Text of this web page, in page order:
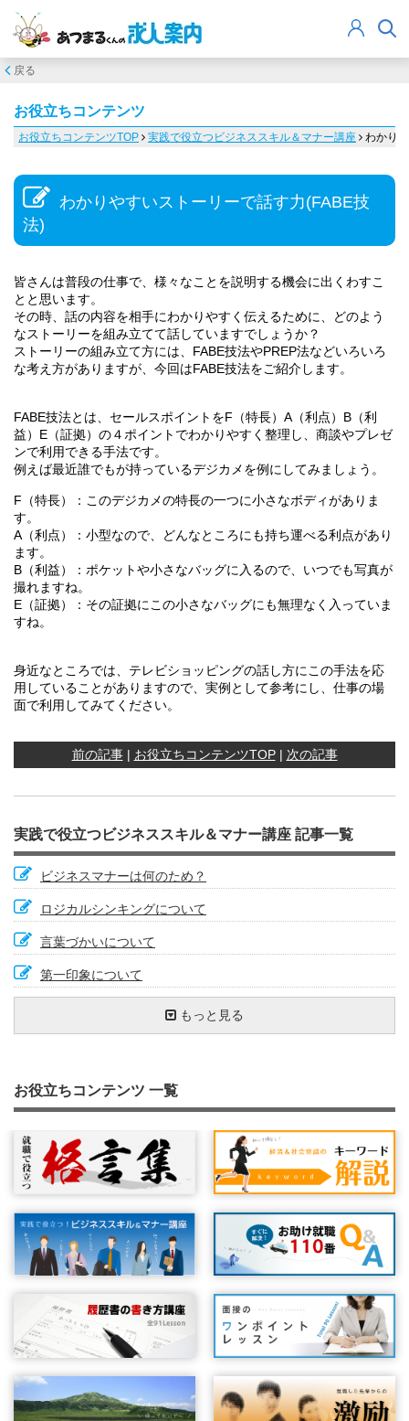
戻る
お役立ちコンテンツ
お役立ちコンテンツTOP 実践で役立つビジネススキル＆マナー講座 わかり
わかりやすいストーリーで話す力(FABE技
法)
皆さんは普段の仕事で、様々なことを説明する機会に出くわすこ
とと思います。
その時、話の内容を相手にわかりやすく伝えるために、どのよう
なストーリーを組み立てて話していますでしょうか？
ストーリーの組み立て方には、FABE技法やPREP法などいろいろ
な考え方がありますが、今回はFABE技法をご紹介します。
FABE技法とは、セールスポイントをF（特長）A（利点）B（利
益）E（証拠）の４ポイントでわかりやすく整理し、商談やプレゼ
ンで利用できる手法です。
例えば最近誰でもが持っているデジカメを例にしてみましょう。
F（特長）：このデジカメの特長の一つに小さなボディがありま
す。
A（利点）：小型なので、どんなところにも持ち運べる利点があり
ます。
B（利益）：ポケットや小さなバッグに入るので、いつでも写真が
撮れますね。
E（証拠）：その証拠にこの小さなバッグにも無理なく入っていま
すね。
身近なところでは、テレビショッピングの話し方にこの手法を応
用していることがありますので、実例として参考にし、仕事の場
面で利用してみてください。
前の記事| お役立ちコンテンツTOP| 次の記事
実践で役立つビジネススキル＆マナー講座 記事一覧
ビジネスマナーは何のため？
ロジカルシンキングについて
言葉づかいについて
第一印象について
相槌は会話のバロメーター
アイコンタクトで思いを伝える
連絡の基本（時間に遅れそうな時）
お辞儀でマナーアップ
聞き上手になろう
エレベーターでのマナーを抑えておこう
お茶の出し方を知っていますか？
『ほうれんそう』を身につけよう
見逃しやすい会社でのトイレマナー
ビジネスメールでのマナー
電話を受けるときのポイント
肯定的な話し方で得をしよう
健康に働くこと
そうじ力
５Ｓで現場力を強化する
お礼状を書いてみよう
勝負は朝起きたときから
SNSで情報発信するときの注意点
手帳を使いこなそう
『ＡＢＣ分析』で効率アップ
共感する力
質問力を鍛えよう
長文を書くための６つのポイント
仕事の効率化
ストレス対処法
取引先にお祝いごとがあったとき
差のつく議事録の書き方
メールと対面を使い分ける
雑談もビジネスツール
本をたくさん読もう
【チェックリスト】でモレなくダブりなく
ネガティブなメールへの対応方法
携帯電話のマナー
交渉力を高めよう
わかりやすいストーリーで話す力(FABE技法)
マニュアルに頼っていませんか
丹田呼吸法
もっと見る
お役立ちコンテンツ 一覧